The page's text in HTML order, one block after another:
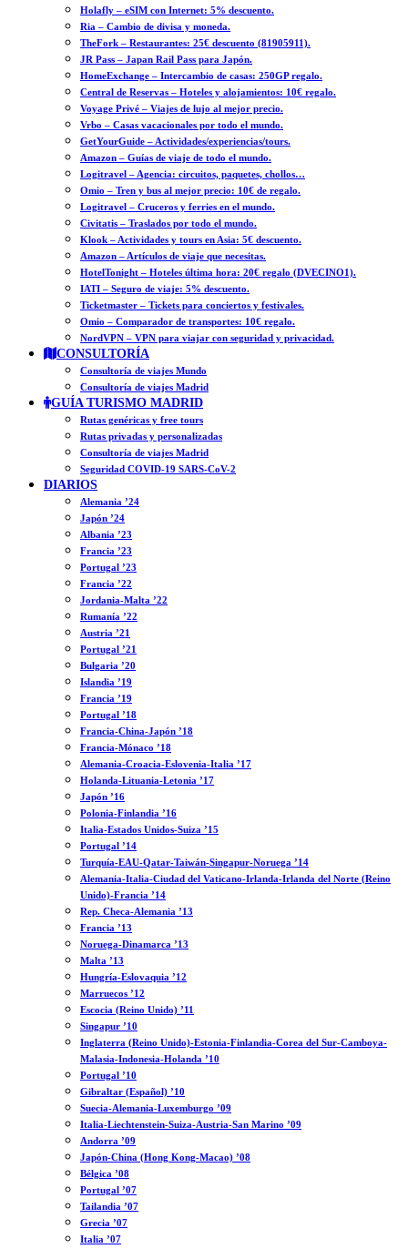
Holafly – eSIM con Internet: 5% descuento.
Ria – Cambio de divisa y moneda.
TheFork – Restaurantes: 25€ descuento (81905911).
JR Pass – Japan Rail Pass para Japón.
HomeExchange – Intercambio de casas: 250GP regalo.
Central de Reservas – Hoteles y alojamientos: 10€ regalo.
Voyage Privé – Viajes de lujo al mejor precio.
Vrbo – Casas vacacionales por todo el mundo.
GetYourGuide – Actividades/experiencias/tours.
Amazon – Guías de viaje de todo el mundo.
Logitravel – Agencia: circuitos, paquetes, chollos…
Omio – Tren y bus al mejor precio: 10€ de regalo.
Logitravel – Cruceros y ferries en el mundo.
Civitatis – Traslados por todo el mundo.
Klook – Actividades y tours en Asia: 5€ descuento.
Amazon – Artículos de viaje que necesitas.
HotelTonight – Hoteles última hora: 20€ regalo (DVECINO1).
IATI – Seguro de viaje: 5% descuento.
Ticketmaster – Tickets para conciertos y festivales.
Omio – Comparador de transportes: 10€ regalo.
NordVPN – VPN para viajar con seguridad y privacidad.
CONSULTORÍA
Consultoría de viajes Mundo
Consultoría de viajes Madrid
GUÍA TURISMO MADRID
Rutas genéricas y free tours
Rutas privadas y personalizadas
Consultoría de viajes Madrid
Seguridad COVID-19 SARS-CoV-2
DIARIOS
Alemania ’24
Japón ’24
Albania ’23
Francia ’23
Portugal ’23
Francia ’22
Jordania-Malta ’22
Rumanía ’22
Austria ’21
Portugal ’21
Bulgaria ’20
Islandia ’19
Francia ’19
Portugal ’18
Francia-China-Japón ’18
Francia-Mónaco ’18
Alemania-Croacia-Eslovenia-Italia ’17
Holanda-Lituania-Letonia ’17
Japón ’16
Polonia-Finlandia ’16
Italia-Estados Unidos-Suiza ’15
Portugal ’14
Turquía-EAU-Qatar-Taiwán-Singapur-Noruega ’14
Alemania-Italia-Ciudad del Vaticano-Irlanda-Irlanda del Norte (Reino
Unido)-Francia ’14
Rep. Checa-Alemania ’13
Francia ’13
Noruega-Dinamarca ’13
Malta ’13
Hungría-Eslovaquia ’12
Marruecos ’12
Escocia (Reino Unido) ’11
Singapur ’10
Inglaterra (Reino Unido)-Estonia-Finlandia-Corea del Sur-Camboya-
Malasia-Indonesia-Holanda ’10
Portugal ’10
Gibraltar (Español) ’10
Suecia-Alemania-Luxemburgo ’09
Italia-Liechtenstein-Suiza-Austria-San Marino ’09
Andorra ’09
Japón-China (Hong Kong-Macao) ’08
Bélgica ’08
Portugal ’07
Tailandia ’07
Grecia ’07
Italia ’07